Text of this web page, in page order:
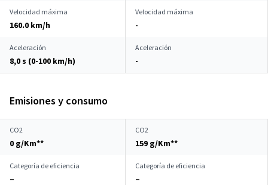
Velocidad máxima
160.0 km/h
Velocidad máxima
-
Aceleración
8,0 s (0-100 km/h)
Aceleración
-
Emisiones y consumo
CO2
0 g/Km**
CO2
159 g/Km**
Categoría de eficiencia
–
Categoría de eficiencia
–